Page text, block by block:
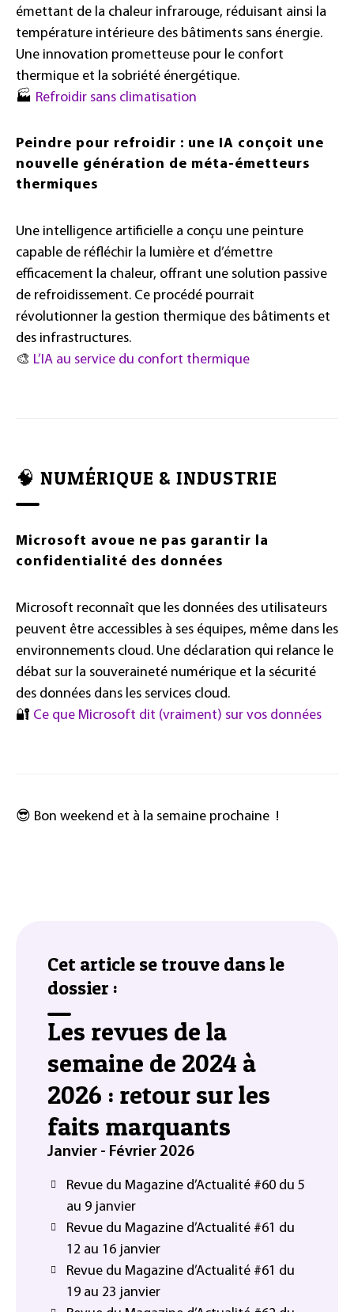
émettant de la chaleur infrarouge, réduisant ainsi la
température intérieure des bâtiments sans énergie.
Une innovation prometteuse pour le confort
thermique et la sobriété énergétique.
🏭 Refroidir sans climatisation
Peindre pour refroidir : une IA conçoit une
nouvelle génération de méta-émetteurs
thermiques
Une intelligence artificielle a conçu une peinture
capable de réfléchir la lumière et d’émettre
efficacement la chaleur, offrant une solution passive
de refroidissement. Ce procédé pourrait
révolutionner la gestion thermique des bâtiments et
des infrastructures.
🎨 L’IA au service du confort thermique
🧠 NUMÉRIQUE & INDUSTRIE
Microsoft avoue ne pas garantir la
confidentialité des données
Microsoft reconnaît que les données des utilisateurs
peuvent être accessibles à ses équipes, même dans les
environnements cloud. Une déclaration qui relance le
débat sur la souveraineté numérique et la sécurité
des données dans les services cloud.
🔐 Ce que Microsoft dit (vraiment) sur vos données
😎 Bon weekend et à la semaine prochaine !
Cet article se trouve dans le
dossier :
Les revues de la
semaine de 2024 à
2026 : retour sur les
faits marquants
Janvier - Février 2026
Revue du Magazine d’Actualité #60 du 5
au 9 janvier
Revue du Magazine d’Actualité #61 du
12 au 16 janvier
Revue du Magazine d’Actualité #61 du
19 au 23 janvier